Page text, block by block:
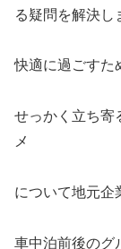
る疑問を解決し
快適に過ごすた
せっかく立ち寄
メ
について地元企
車中泊前後のグ